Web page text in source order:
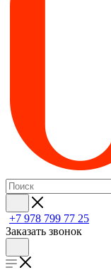
+7 978 799 77 25
Заказать звонок